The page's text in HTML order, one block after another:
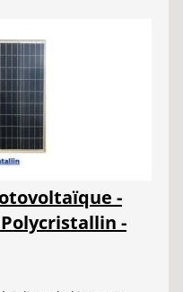
-
Polycristallin -